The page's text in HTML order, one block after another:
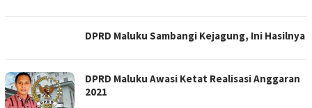
DPRD Maluku Sambangi Kejagung, Ini Hasilnya
DPRD Maluku Awasi Ketat Realisasi Anggaran
2021